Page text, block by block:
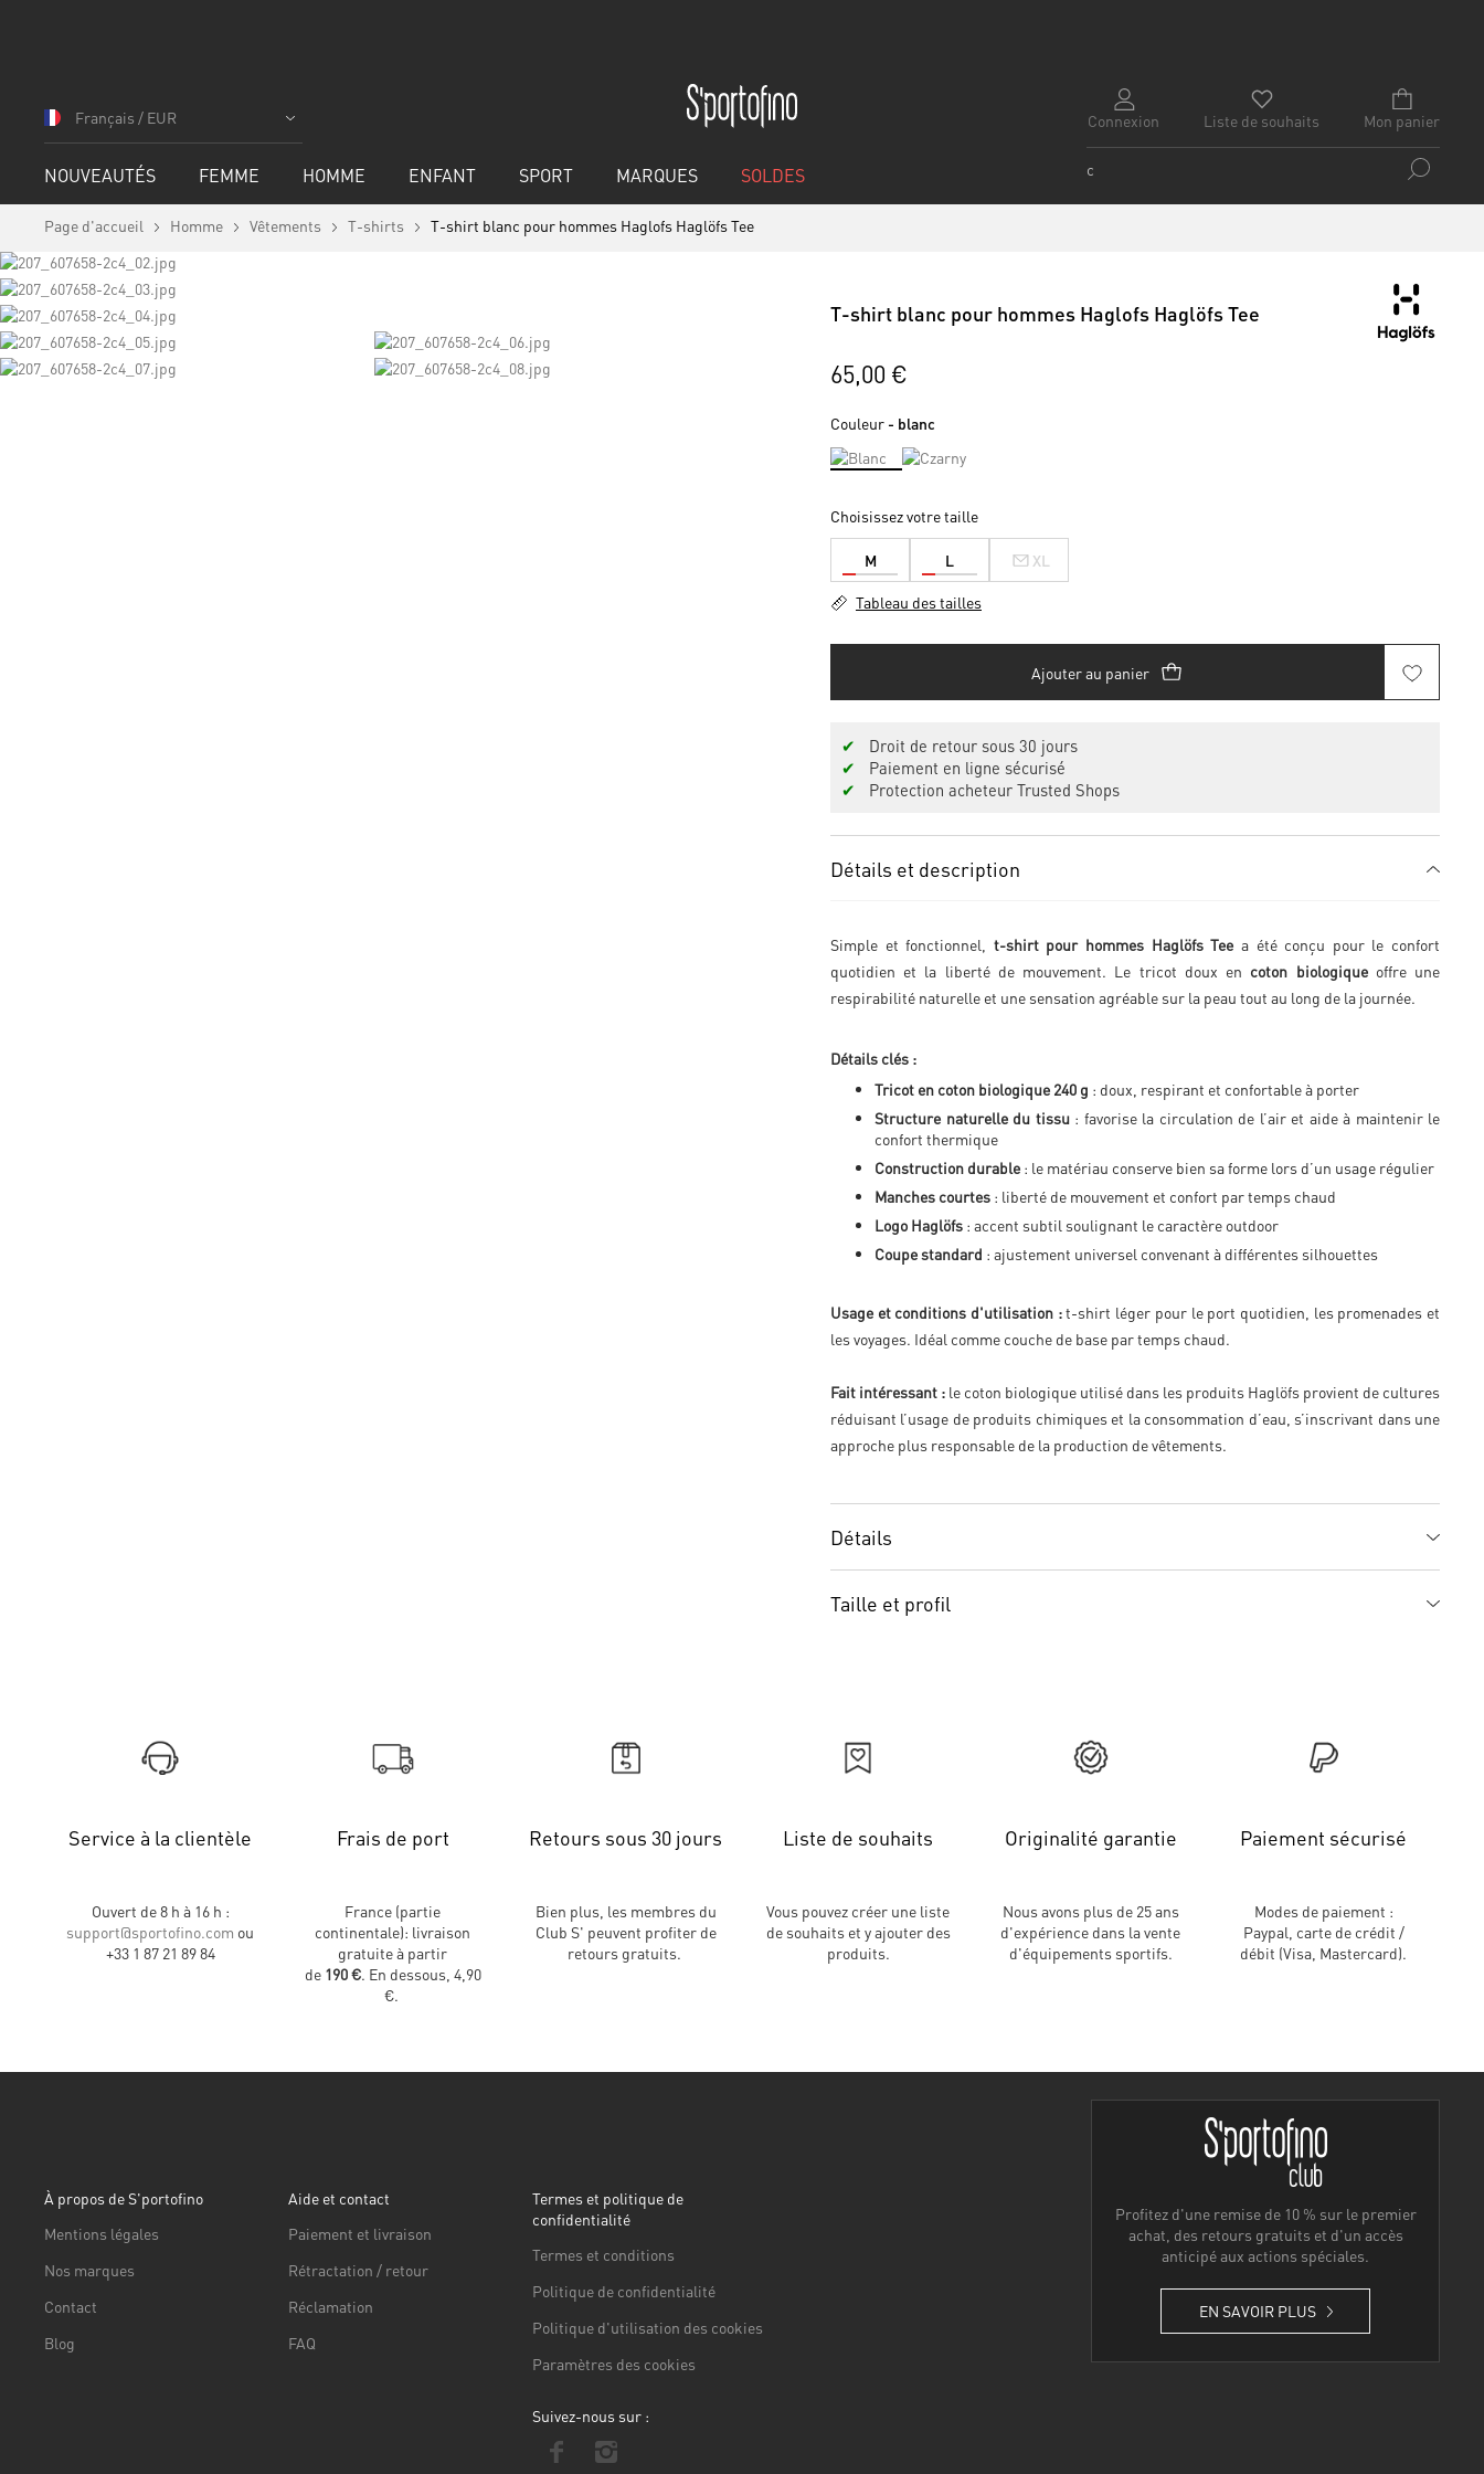
Connexion Mon panier
Liste de souhaits
Français / EUR
NOUVEAUTÉS FEMME HOMME ENFANT SPORT MARQUES SOLDES
Page d'accueil Homme Vêtements T-shirts
T-shirt blanc pour hommes Haglofs Haglöfs Tee
Skip
to
the
end
of
the
T-shirt blanc pour hommes Haglofs Haglöfs Tee
65,00 €
Couleur - blanc
Choisissez votre taille
M L XL
Tableau des tailles
Ajouter au panier
✔
Droit de retour sous 30 jours
✔
Paiement en ligne sécurisé
✔
Protection acheteur Trusted Shops
Détails et description
Simple et fonctionnel, t-shirt pour hommes Haglöfs Tee a été conçu pour le confort
quotidien et la liberté de mouvement. Le tricot doux en coton biologiqueoffre une
respirabilité naturelle et une sensation agréable sur la peau tout au long de la journée.
Détails clés :
Tricot en coton biologique 240 g : doux, respirant et confortable à porter
Structure naturelle du tissu: favorise la circulation de l’air et aide à maintenir le
confort thermique
Construction durable : le matériau conserve bien sa forme lors d’un usage régulier
Manches courtes : liberté de mouvement et confort par temps chaud
Logo Haglöfs : accent subtil soulignant le caractère outdoor
Coupe standard : ajustement universel convenant à différentes silhouettes
Usage et conditions d'utilisation :t-shirt léger pour le port quotidien, les promenades et
les voyages. Idéal comme couche de base par temps chaud.
Fait intéressant : le coton biologique utilisé dans les produits Haglöfs provient de cultures
réduisant l’usage de produits chimiques et la consommation d’eau, s’inscrivant dans une
approche plus responsable de la production de vêtements.
Détails
Taille et profil
Service à la clientèle
Ouvert de 8 h à 16 h :
support@sportofino.com ou
+33 1 87 21 89 84
Frais de port
France (partie
continentale): livraison
gratuite à partir
de 190 €. En dessous, 4,90
€.
Retours sous 30 jours
Bien plus, les membres du
Club S' peuvent profiter de
retours gratuits.
Liste de souhaits
Vous pouvez créer une liste
de souhaits et y ajouter des
produits.
Originalité garantie
Nous avons plus de 25 ans
d'expérience dans la vente
d'équipements sportifs.
Paiement sécurisé
Modes de paiement :
Paypal, carte de crédit /
débit (Visa, Mastercard).
Profitez d'une remise de 10 % sur le premier
achat, des retours gratuits et d'un accès
anticipé aux actions spéciales.
EN SAVOIR PLUS
À propos de S'portofino
Mentions légales
Nos marques
Contact
Blog
Aide et contact
Paiement et livraison
Rétractation / retour
Réclamation
FAQ
Termes et politique de
confidentialité
Termes et conditions
Politique de confidentialité
Politique d'utilisation des cookies
Paramètres des cookies
Suivez-nous sur :